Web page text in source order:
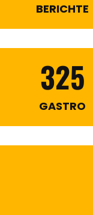
BERICHTE
325
GASTRO